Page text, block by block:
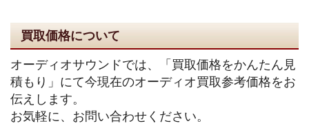
買取価格について
オーディオサウンドでは、「買取価格をかんたん見
積もり」にて今現在のオーディオ買取参考価格をお
伝えします。
お気軽に、お問い合わせください。